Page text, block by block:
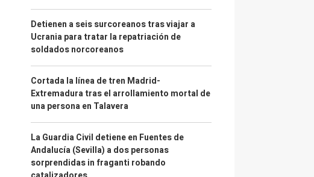
Detienen a seis surcoreanos tras viajar a
Ucrania para tratar la repatriación de
soldados norcoreanos
Cortada la línea de tren Madrid-
Extremadura tras el arrollamiento mortal de
una persona en Talavera
La Guardia Civil detiene en Fuentes de
Andalucía (Sevilla) a dos personas
sorprendidas in fraganti robando